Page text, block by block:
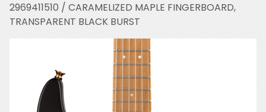
2969411510 / CARAMELIZED MAPLE FINGERBOARD,
TRANSPARENT BLACK BURST